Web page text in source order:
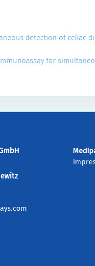
detection of celiac
for